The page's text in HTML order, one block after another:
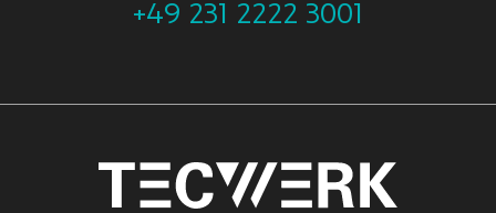
+49 231 2222 3001